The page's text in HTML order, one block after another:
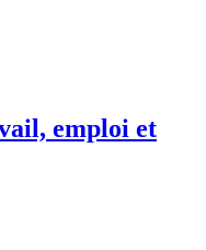
emploi et